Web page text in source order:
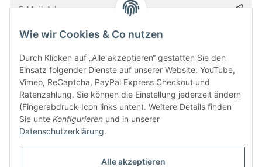
Bitte senden Sie mir entsprechend IhrerDatenschutzerklärung
* Alle Preise inkl. gesetzlicher USt., zzgl.
Wie wir Cookies & Co nutzen
Durch Klicken auf „Alle akzeptieren“ gestatten Sie den
Einsatz folgender Dienste auf unserer Website: YouTube,
Vimeo, ReCaptcha, PayPal Express Checkout und
Ratenzahlung. Sie können die Einstellung jederzeit ändern
(Fingerabdruck-Icon links unten). Weitere Details finden
Sie unte Konfigurieren und in unserer
Datenschutzerklärung.
Alle akzeptieren